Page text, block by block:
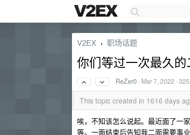
V2EX › 职场话题
你们等过一次最久
ReZer0 · Mar 7, 2022 ·
This topic created in 1616 days
唉，不知该怎么说起。最近面了一
等。一面结束后告知我二面需要事